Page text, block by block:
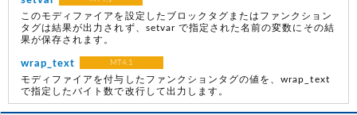
このモディファイアを設定したブロックタグまたはファンクション
タグは結果が出力されず、setvar で指定された名前の変数にその結
果が保存されます。
wrap_text MT4.1
モディファイアを付与したファンクションタグの値を、wrap_text
で指定したバイト数で改行して出力します。